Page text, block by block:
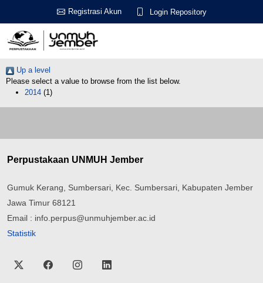
Registrasi Akun Login Repository
Up a level
Please select a value to browse from the list below.
2014 (1)
Perpustakaan UNMUH Jember
Gumuk Kerang, Sumbersari, Kec. Sumbersari, Kabupaten Jember
Jawa Timur 68121
Email : info.perpus@unmuhjember.ac.id
Statistik